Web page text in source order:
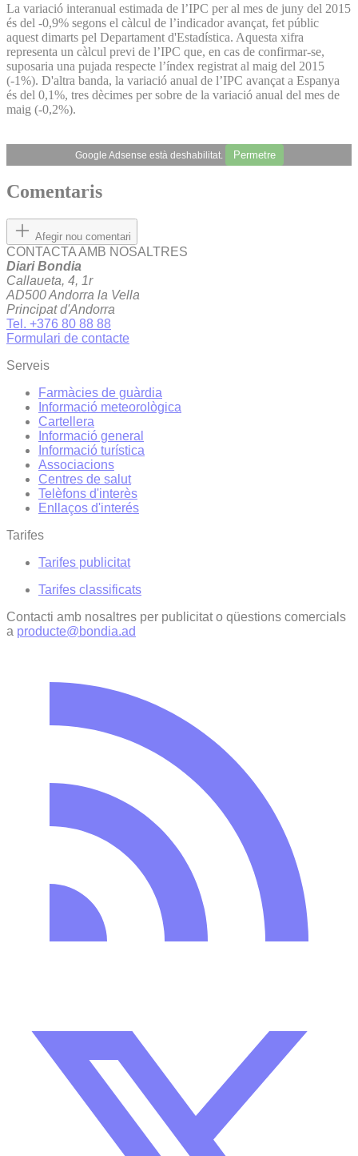
La variació interanual estimada de l’IPC per al mes de juny del 2015
és del -0,9% segons el càlcul de l’indicador avançat, fet públic
aquest dimarts pel Departament d'Estadística. Aquesta xifra
representa un càlcul previ de l’IPC que, en cas de confirmar-se,
suposaria una pujada respecte l’índex registrat al maig del 2015
(-1%). D'altra banda, la variació anual de l’IPC avançat a Espanya
és del 0,1%, tres dècimes per sobre de la variació anual del mes de
maig (-0,2%).
Google Adsense està deshabilitat. Permetre
Comentaris
Afegir nou comentari
CONTACTA AMB NOSALTRES
Diari Bondia
Callaueta, 4, 1r
AD500 Andorra la Vella
Principat d'Andorra
Tel. +376 80 88 88
Formulari de contacte
Serveis
Farmàcies de guàrdia
Informació meteorològica
Cartellera
Informació general
Informació turística
Associacions
Centres de salut
Telèfons d'interès
Enllaços d'interés
Tarifes
Tarifes publicitat
Tarifes classificats
Contacti amb nosaltres per publicitat o qüestions comercials
a producte@bondia.ad